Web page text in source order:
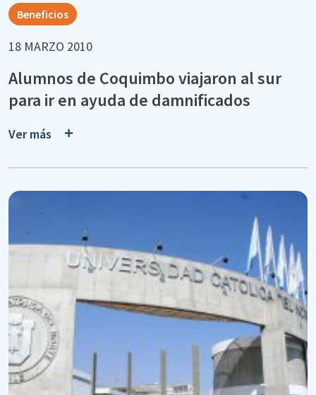
Beneficios
18 MARZO 2010
Alumnos de Coquimbo viajaron al sur
para ir en ayuda de damnificados
Ver más